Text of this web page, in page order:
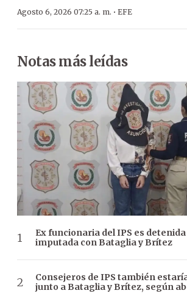
Agosto 6, 2026 07:25 a. m. · EFE
Notas más leídas
Ex funcionaria del IPS es
imputada con Bataglia y Brítez
Consejeros de IPS también
junto a Bataglia y Brítez, según